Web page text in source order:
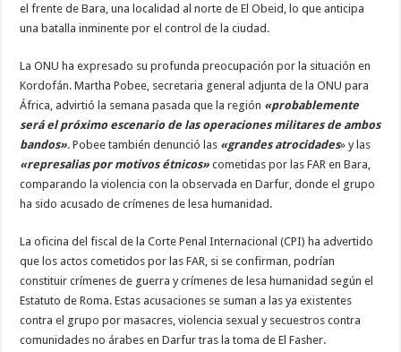
el frente de Bara, una localidad al norte de El Obeid, lo que anticipa
una batalla inminente por el control de la ciudad.
La ONU ha expresado su profunda preocupación por la situación en
Kordofán. Martha Pobee, secretaria general adjunta de la ONU para
África, advirtió la semana pasada que la región «probablemente
será el próximo escenario de las operaciones militares de ambos
bandos». Pobee también denunció las «grandes atrocidades» y las
«represalias por motivos étnicos»cometidas por las FAR en Bara,
comparando la violencia con la observada en Darfur, donde el grupo
ha sido acusado de crímenes de lesa humanidad.
La oficina del fiscal de la Corte Penal Internacional (CPI) ha advertido
que los actos cometidos por las FAR, si se confirman, podrían
constituir crímenes de guerra y crímenes de lesa humanidad según el
Estatuto de Roma. Estas acusaciones se suman a las ya existentes
contra el grupo por masacres, violencia sexual y secuestros contra
comunidades no árabes en Darfur tras la toma de El Fasher.